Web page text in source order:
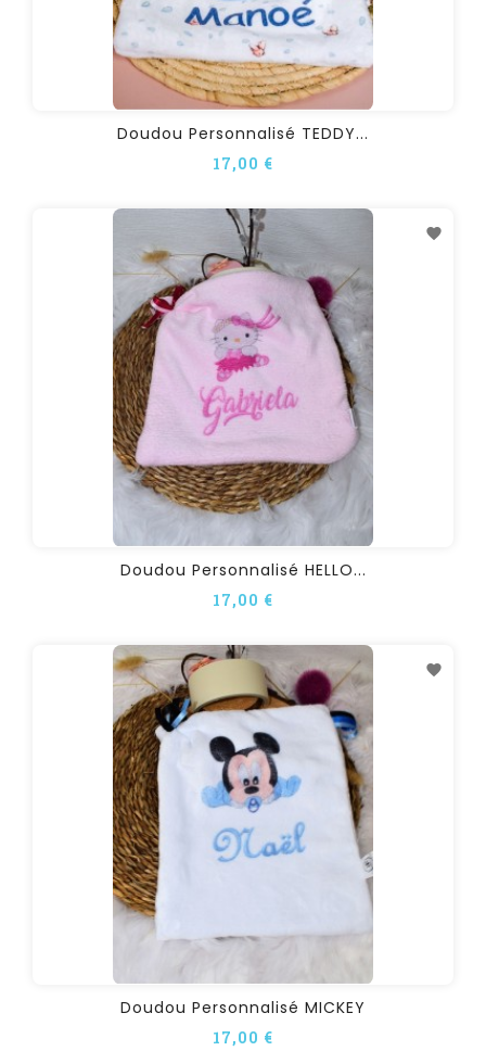
Doudou Personnalisé TEDDY...
17,00 €
Doudou Personnalisé HELLO...
17,00 €
Doudou Personnalisé MICKEY
17,00 €